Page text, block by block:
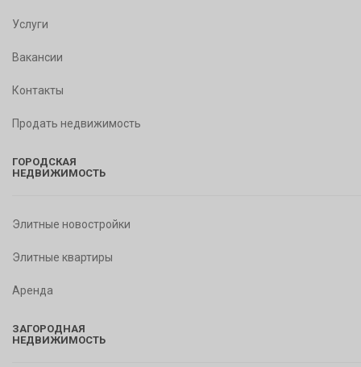
Услуги
Вакансии
Контакты
Продать недвижимость
ГОРОДСКАЯ
НЕДВИЖИМОСТЬ
Элитные новостройки
Элитные квартиры
Аренда
ЗАГОРОДНАЯ
НЕДВИЖИМОСТЬ